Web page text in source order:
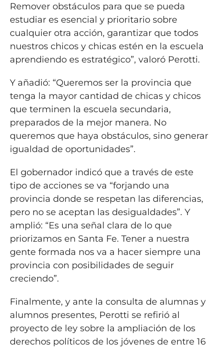
Remover obstáculos para que se pueda
estudiar es esencial y prioritario sobre
cualquier otra acción, garantizar que todos
nuestros chicos y chicas estén en la escuela
aprendiendo es estratégico”, valoró Perotti.
Y añadió: “Queremos ser la provincia que
tenga la mayor cantidad de chicas y chicos
que terminen la escuela secundaria,
preparados de la mejor manera. No
queremos que haya obstáculos, sino generar
igualdad de oportunidades”.
El gobernador indicó que a través de este
tipo de acciones se va “forjando una
provincia donde se respetan las diferencias,
pero no se aceptan las desigualdades”. Y
amplió: “Es una señal clara de lo que
priorizamos en Santa Fe. Tener a nuestra
gente formada nos va a hacer siempre una
provincia con posibilidades de seguir
creciendo”.
Finalmente, y ante la consulta de alumnas y
alumnos presentes, Perotti se refirió al
proyecto de ley sobre la ampliación de los
derechos políticos de los jóvenes de entre 16